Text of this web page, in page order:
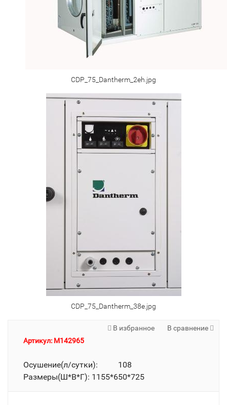
CDP_75_Dantherm_2eh.jpg
CDP_75_Dantherm_38e.jpg
В избранное
В сравнение
Артикул: M142965
Осушение(л/сутки): 108
Размеры(Ш*В*Г): 1155*650*725